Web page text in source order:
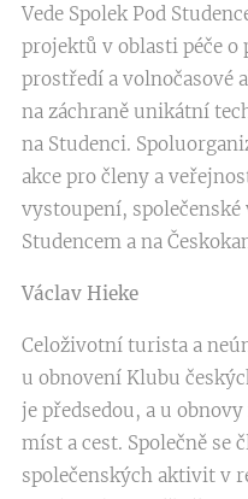
Vede Spolek Pod
projektů v oblasti péče
prostředí a volnočasové
na záchraně unikátní
na Studenci.
akce pro členy a
vystoupení, společenské
Studencem a na
Václav Hieke
Celoživotní turista a
u obnovení Klubu
je předsedou, a u
míst a cest. Společně se
společenských aktivit v